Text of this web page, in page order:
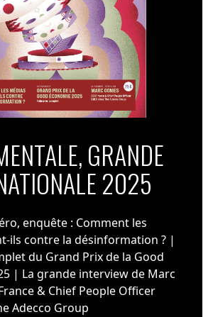
GRANDE
2025
enquête : Comment les
ils contre la désinformation ? |
du Grand Prix de la Good
| La grande interview de Marc
& Chief People Officer
Adecco Group